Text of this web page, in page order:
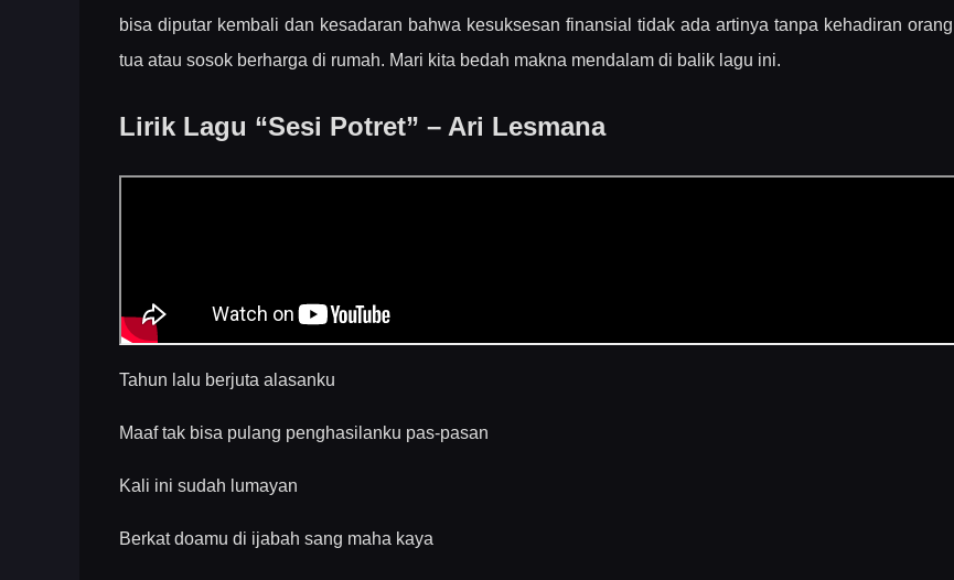
Makna Lirik Lagu “Sesi Potret”
1. Ironi Kesuksesan Finansial dan Alasan Perantau
3. Ketidakmampuan untuk Ikhlas dan Amatirisme Duka
4. Simbolisme Sesi Potret Keluarga yang Pincang
bisa diputar kembali dan kesadaran bahwa kesuksesan finansial tidak ada artinya tanpa kehadiran orang
tua atau sosok berharga di rumah. Mari kita bedah makna mendalam di balik lagu ini.
Lirik Lagu “Sesi Potret” – Ari Lesmana
Tahun lalu berjuta alasanku
Maaf tak bisa pulang penghasilanku pas-pasan
Kali ini sudah lumayan
Berkat doamu di ijabah sang maha kaya